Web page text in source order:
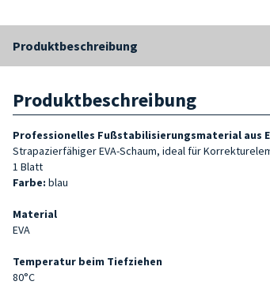
Produktbeschreibung
Produktbeschreibung
Professionelles Fußstabilisierungsmaterial aus
Strapazierfähiger EVA-Schaum, ideal für
1 Blatt
Farbe: blau
Material
EVA
Temperatur beim Tiefziehen
80°C